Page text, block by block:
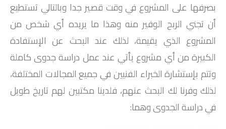
بصرفها على المشروع في وقت قصير جدا وبالتالي تستطيع
أن تجني الربح الوفير منه وهذا ما يريده أي شخص من
المشروع الذي يقيمة، لذلك عند البحث عن الإستفادة
الكبيرة من أي مشروع يأتي عند عمل دراسة جدوى كاملة
وتتم بإستشارة الخبراء الفنيين في جميع المجالات المختلفة،
لذلك وفرنا لك البحث عنهم، فلدينا مكتبين لهم تاريخ طويل
في دراسة الجدوى وهما: